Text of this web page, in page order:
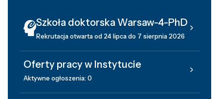
Szkoła doktorska Warsaw-4-PhD
Rekrutacja otwarta od 24 lipca do 7 sierpnia 2026
Oferty pracy w Instytucie
Aktywne ogłoszenia: 0